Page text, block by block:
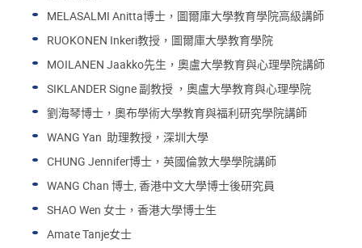
MELASALMI Anitta博士，圖爾庫大學教育學院高級講師
RUOKONEN Inkeri教授，圖爾庫大學教育學院
MOILANEN Jaakko先生，奧盧大學教育與心理學院講師
SIKLANDER Signe 副教授 ，奧盧大學教育與心理學院
劉海琴博士，奧布學術大學教育與福利研究學院講師
WANG Yan 助理教授，深圳大學
CHUNG Jennifer博士，英國倫敦大學學院講師
WANG Chan 博士, 香港中文大學博士後研究員
SHAO Wen 女士，香港大學博士生
Amate Tanje女士